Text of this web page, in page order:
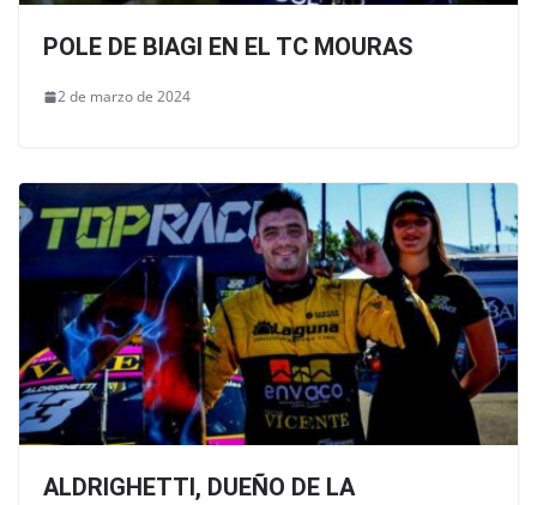
POLE DE BIAGI EN EL TC MOURAS
2 de marzo de 2024
ALDRIGHETTI, DUEÑO DE LA